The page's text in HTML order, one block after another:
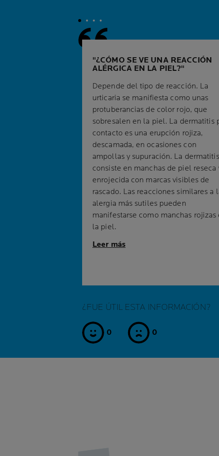
¿CÓMO SE VE UNA REACCIÓN
ALÉRGICA EN LA PIEL?
Depende del tipo de reacción. La
urticaria se manifiesta como unas
protuberancias de color rojo, que
sobresalen en la piel. La dermatitis
contacto es una erupción rojiza,
descamada, en ocasiones con
ampollas y supuración. La dermatitis
consiste en manchas de piel reseca
enrojecida con marcas visibles de
rascado. Las reacciones similares a
alergia más sutiles pueden
manifestarse como manchas rojizas
la piel.
Leer más
¿FUE ÚTIL ESTA INFORMACIÓN?
si 0 no 0